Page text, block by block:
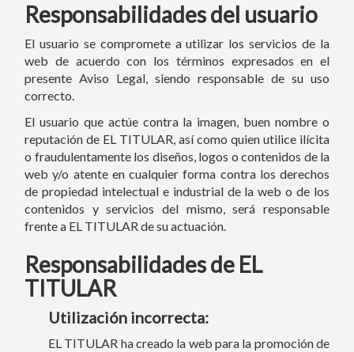
Responsabilidades del usuario
El usuario se compromete a utilizar los servicios de la
web de acuerdo con los términos expresados en el
presente Aviso Legal, siendo responsable de su uso
correcto.
El usuario que actúe contra la imagen, buen nombre o
reputación de EL TITULAR, así como quien utilice ilícita
o fraudulentamente los diseños, logos o contenidos de la
web y/o atente en cualquier forma contra los derechos
de propiedad intelectual e industrial de la web o de los
contenidos y servicios del mismo, será responsable
frente a EL TITULAR de su actuación.
Responsabilidades de EL
TITULAR
Utilización incorrecta:
EL TITULAR ha creado la web para la promoción de